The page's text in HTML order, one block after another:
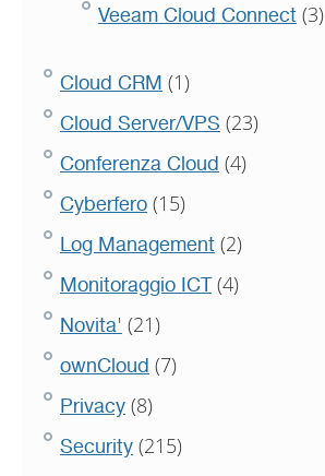
Veeam Cloud Connect (3)
Cloud CRM (1)
Cloud Server/VPS (23)
Conferenza Cloud (4)
Cyberfero (15)
Log Management (2)
Monitoraggio ICT(4)
Novita' (21)
ownCloud (7)
Privacy (8)
Security (215)